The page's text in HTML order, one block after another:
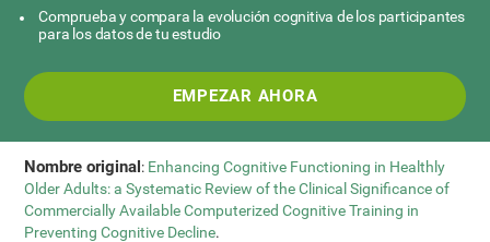
Comprueba y compara la evolución cognitiva de los participantes
para los datos de tu estudio
EMPEZAR AHORA
Nombre original: Enhancing Cognitive Functioning in Healthly
Older Adults: a Systematic Review of the Clinical Significance of
Commercially Available Computerized Cognitive Training in
Preventing Cognitive Decline.